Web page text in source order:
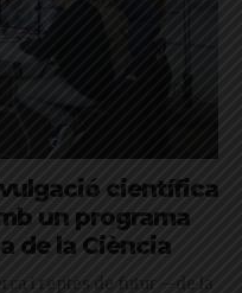
científica
un programa
de la Ciència
i reptes de futur —de la